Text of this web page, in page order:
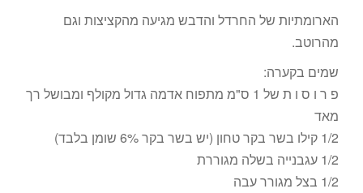
הארומתיות של החרדל והדבש מגיעה מהקציצות וגם
מהרוטב.
שמים בקערה:
פ ר ו ס ו ת של 1 ס"מ מתפוח אדמה גדול מקולף ומבושל רך
מאד
1/2 קילו בשר בקר טחון (יש בשר בקר 6% שומן בלבד)
1/2 עגבנייה בשלה מגוררת
1/2 בצל מגורר עבה